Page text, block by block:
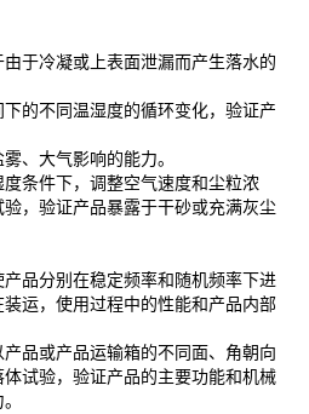
于冷凝或上表面泄漏而产生落水的
的不同温湿度的循环变化，验证产
、大气影响的能力。
条件下，调整空气速度和尘粒浓
，验证产品暴露于干砂或充满灰尘
品分别在稳定频率和随机频率下进
运，使用过程中的性能和产品内部
品或产品运输箱的不同面、角朝向
试验，验证产品的主要功能和机械